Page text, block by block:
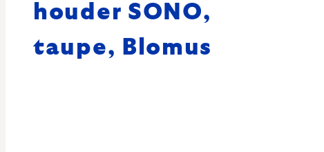
houder SONO,
taupe, Blomus